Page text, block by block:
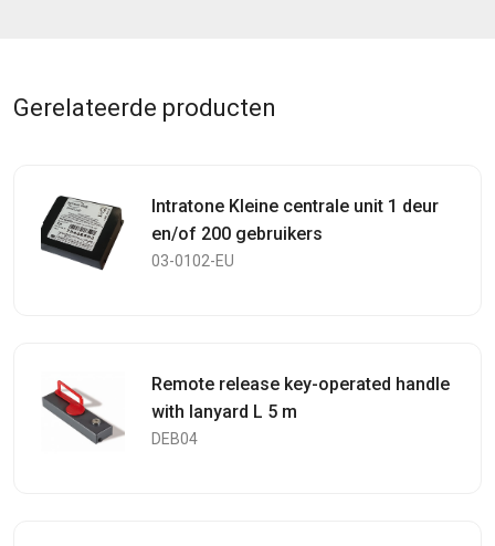
Gerelateerde producten
Intratone Kleine centrale unit 1 deur
en/of 200 gebruikers
03-0102-EU
Remote release key-operated handle
with lanyard L 5 m
DEB04